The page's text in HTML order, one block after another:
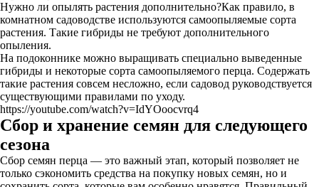
Нужно ли опылять растения дополнительно?Как правило, в
комнатном садоводстве используются самоопыляемые сорта
растения. Такие гибриды не требуют дополнительного
опыления.
На подоконнике можно выращивать специально выведенные
гибриды и некоторые сорта самоопыляемого перца. Содержать
такие растения совсем несложно, если садовод руководствуется
существующими правилами по уходу.
https://youtube.com/watch?v=IdYOoocvrq4
Сбор и хранение семян для следующего
сезона
Сбор семян перца — это важный этап, который позволяет не
только сэкономить средства на покупку новых семян, но и